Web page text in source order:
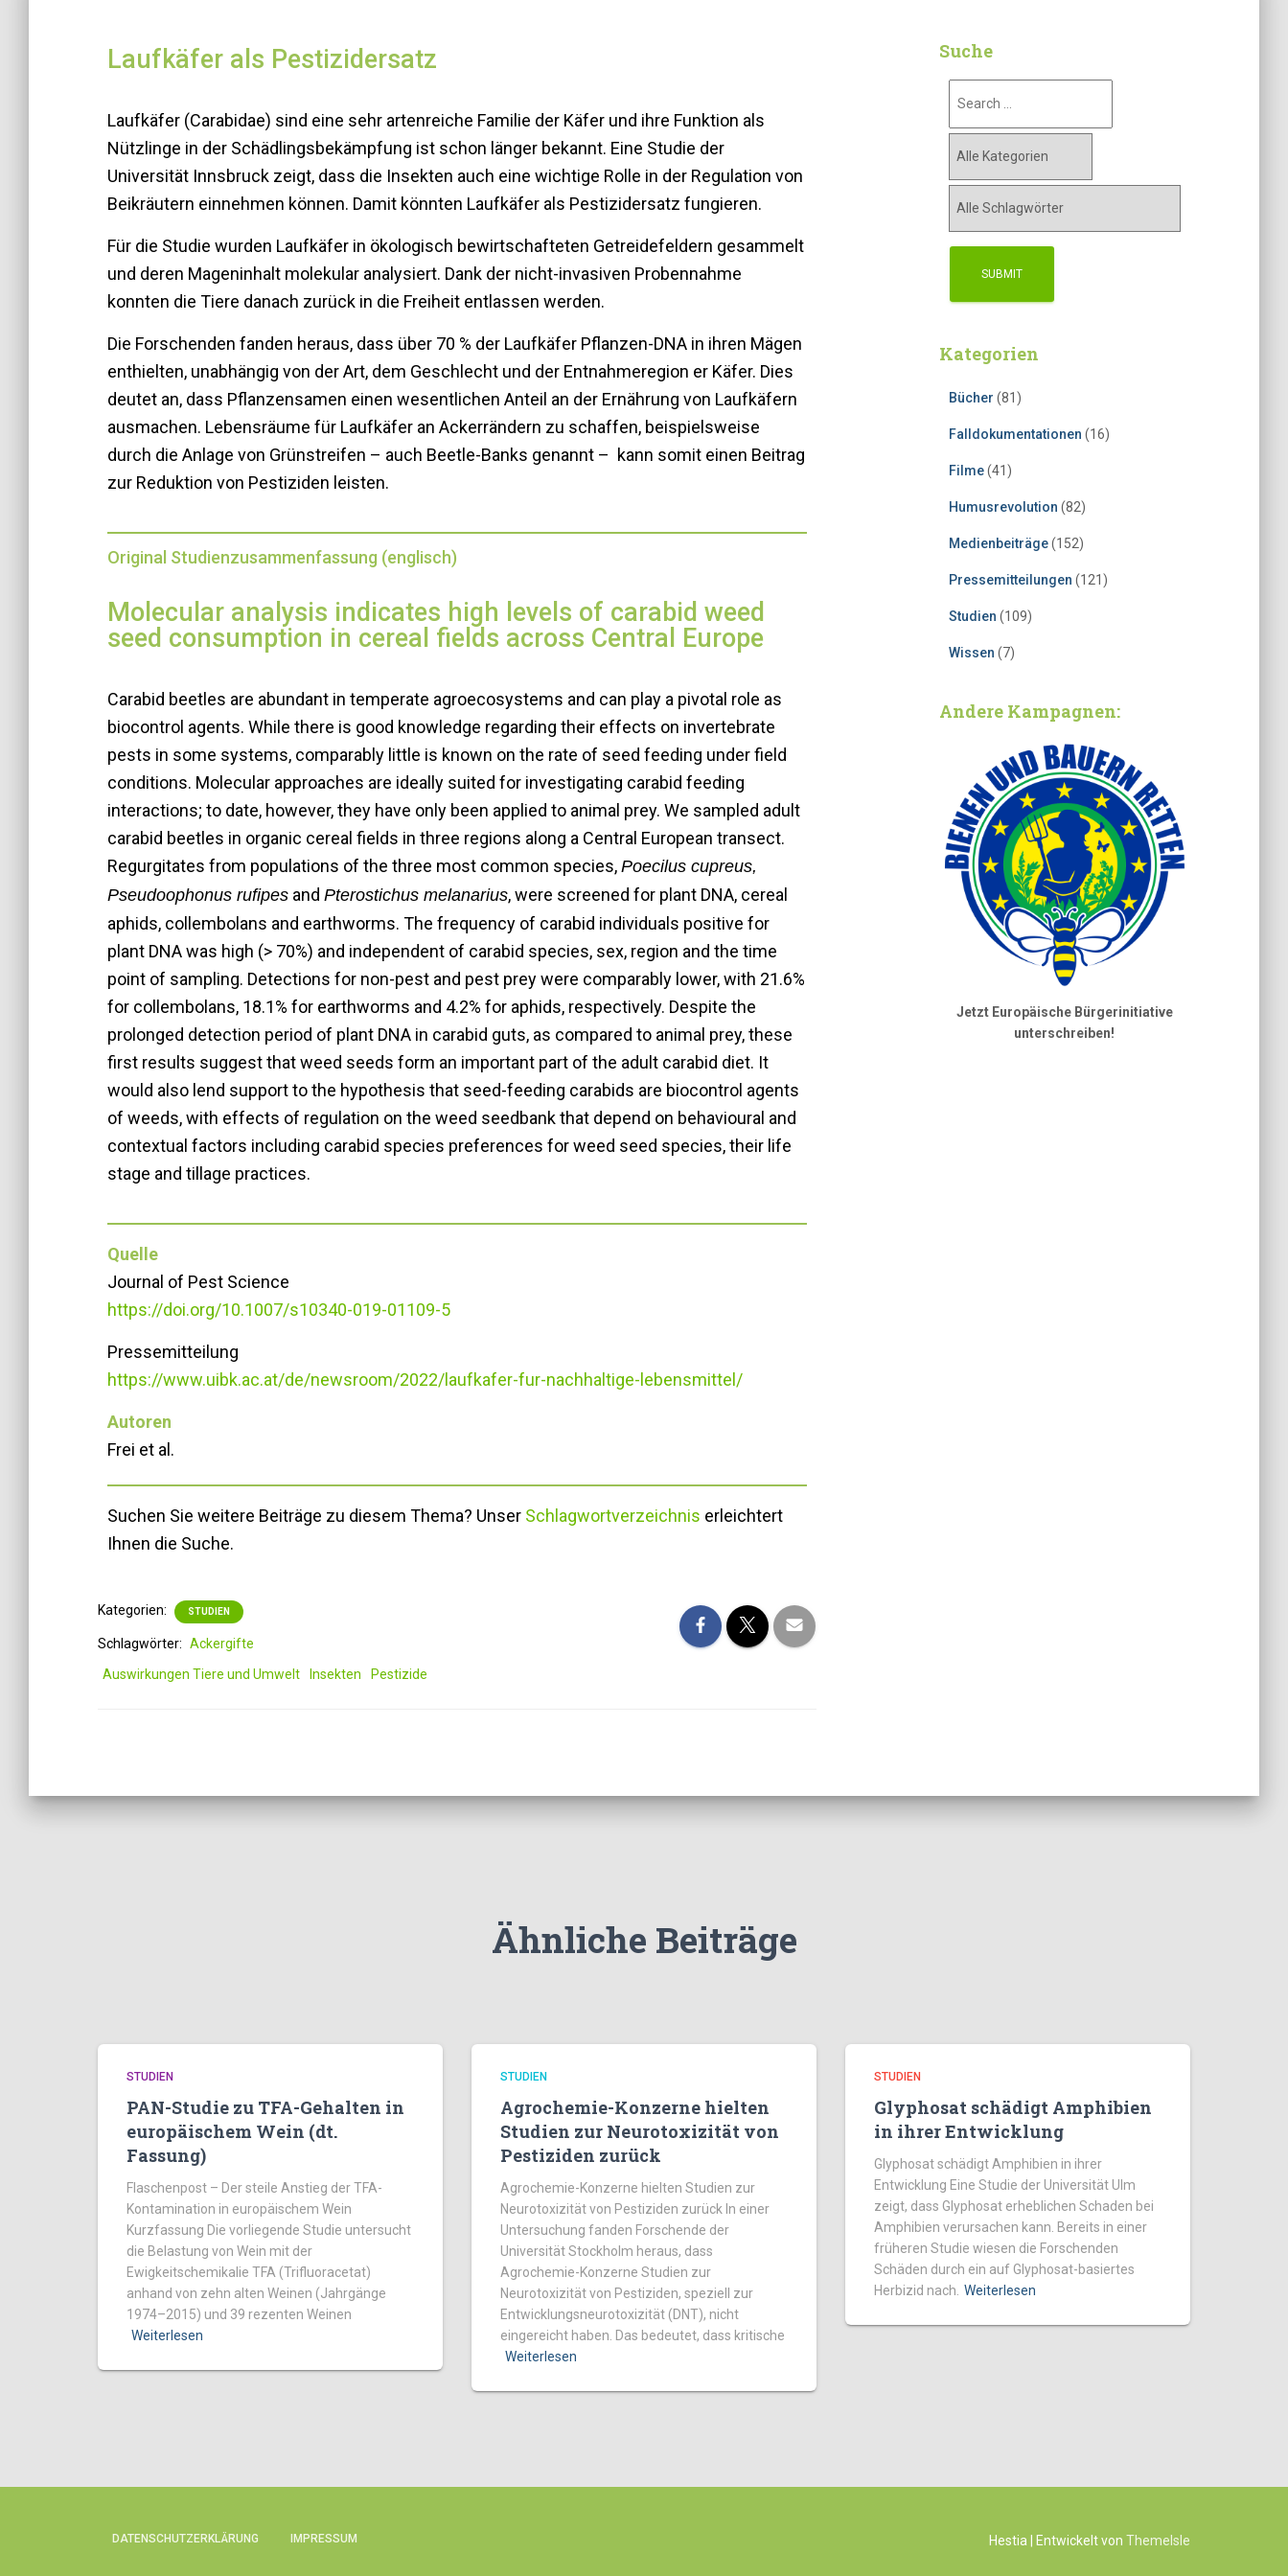
Laufkäfer als Pestizidersatz
Laufkäfer (Carabidae) sind eine sehr artenreiche Familie der Käfer und ihre Funktion als
Nützlinge in der Schädlingsbekämpfung ist schon länger bekannt. Eine Studie der
Universität Innsbruck zeigt, dass die Insekten auch eine wichtige Rolle in der Regulation von
Beikräutern einnehmen können. Damit könnten Laufkäfer als Pestizidersatz fungieren.
Für die Studie wurden Laufkäfer in ökologisch bewirtschafteten Getreidefeldern gesammelt
und deren Mageninhalt molekular analysiert. Dank der nicht-invasiven Probennahme
konnten die Tiere danach zurück in die Freiheit entlassen werden.
Die Forschenden fanden heraus, dass über 70 % der Laufkäfer Pflanzen-DNA in ihren Mägen
enthielten, unabhängig von der Art, dem Geschlecht und der Entnahmeregion er Käfer. Dies
deutet an, dass Pflanzensamen einen wesentlichen Anteil an der Ernährung von Laufkäfern
ausmachen. Lebensräume für Laufkäfer an Ackerrändern zu schaffen, beispielsweise
durch die Anlage von Grünstreifen – auch Beetle-Banks genannt – kann somit einen Beitrag
zur Reduktion von Pestiziden leisten.
Original Studienzusammenfassung (englisch)
Molecular analysis indicates high levels of carabid weed
seed consumption in cereal fields across Central Europe
Carabid beetles are abundant in temperate agroecosystems and can play a pivotal role as
biocontrol agents. While there is good knowledge regarding their effects on invertebrate
pests in some systems, comparably little is known on the rate of seed feeding under field
conditions. Molecular approaches are ideally suited for investigating carabid feeding
interactions; to date, however, they have only been applied to animal prey. We sampled adult
carabid beetles in organic cereal fields in three regions along a Central European transect.
Regurgitates from populations of the three most common species, Poecilus cupreus,
Pseudoophonus rufipes and Pterostichus melanarius, were screened for plant DNA, cereal
aphids, collembolans and earthworms. The frequency of carabid individuals positive for
plant DNA was high (> 70%) and independent of carabid species, sex, region and the time
point of sampling. Detections for non-pest and pest prey were comparably lower, with 21.6%
for collembolans, 18.1% for earthworms and 4.2% for aphids, respectively. Despite the
prolonged detection period of plant DNA in carabid guts, as compared to animal prey, these
first results suggest that weed seeds form an important part of the adult carabid diet. It
would also lend support to the hypothesis that seed-feeding carabids are biocontrol agents
of weeds, with effects of regulation on the weed seedbank that depend on behavioural and
contextual factors including carabid species preferences for weed seed species, their life
stage and tillage practices.
Quelle
Journal of Pest Science
https://doi.org/10.1007/s10340-019-01109-5
Pressemitteilung
https://www.uibk.ac.at/de/newsroom/2022/laufkafer-fur-nachhaltige-lebensmittel/
Autoren
Frei et al.
Suchen Sie weitere Beiträge zu diesem Thema? Unser Schlagwortverzeichnis erleichtert
Ihnen die Suche.
Kategorien: STUDIEN
Schlagwörter: Ackergifte
Auswirkungen Tiere und Umwelt
Insekten Pestizide
Suche
Kategorien
Bücher (81)
Falldokumentationen (16)
Filme(41)
Humusrevolution (82)
Medienbeiträge(152)
Pressemitteilungen (121)
Studien (109)
Wissen (7)
Andere Kampagnen:
Jetzt Europäische Bürgerinitiative
unterschreiben!
Ähnliche Beiträge
STUDIEN
PAN-Studie zu TFA-Gehalten in
europäischem Wein (dt.
Fassung)
Flaschenpost – Der steile Anstieg der TFA-
Kontamination in europäischem Wein
Kurzfassung Die vorliegende Studie untersucht
die Belastung von Wein mit der
Ewigkeitschemikalie TFA (Trifluoracetat)
anhand von zehn alten Weinen (Jahrgänge
1974–2015) und 39 rezenten Weinen
Weiterlesen
STUDIEN
Agrochemie-Konzerne hielten
Studien zur Neurotoxizität von
Pestiziden zurück
Agrochemie-Konzerne hielten Studien zur
Neurotoxizität von Pestiziden zurück In einer
Untersuchung fanden Forschende der
Universität Stockholm heraus, dass
Agrochemie-Konzerne Studien zur
Neurotoxizität von Pestiziden, speziell zur
Entwicklungsneurotoxizität (DNT), nicht
eingereicht haben. Das bedeutet, dass kritische
Weiterlesen
STUDIEN
Glyphosat schädigt Amphibien
in ihrer Entwicklung
Glyphosat schädigt Amphibien in ihrer
Entwicklung Eine Studie der Universität Ulm
zeigt, dass Glyphosat erheblichen Schaden bei
Amphibien verursachen kann. Bereits in einer
früheren Studie wiesen die Forschenden
Schäden durch ein auf Glyphosat-basiertes
Herbizid nach. Weiterlesen
DATENSCHUTZERKLÄRUNG IMPRESSUM Hestia | Entwickelt von ThemeIsle